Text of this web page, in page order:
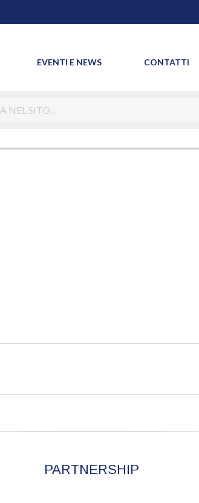
EVENTI E NEWS CONTATTI
PARTNERSHIP